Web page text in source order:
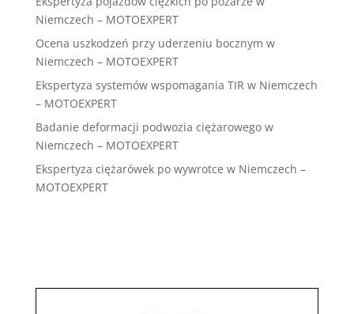
Niemczech – MOTOEXPERT
Ocena uszkodzeń przy uderzeniu bocznym w
Niemczech – MOTOEXPERT
Ekspertyza systemów wspomagania TIR w Niemczech
– MOTOEXPERT
Badanie deformacji podwozia ciężarowego w
Niemczech – MOTOEXPERT
Ekspertyza ciężarówek po wywrotce w Niemczech –
MOTOEXPERT